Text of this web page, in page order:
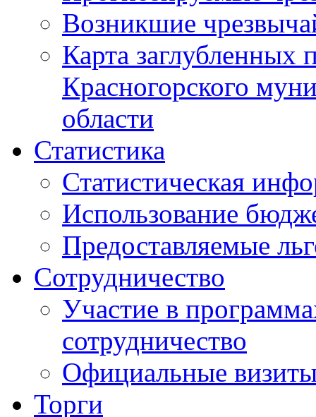
Возникшие
Карта
Красногорского
области
Статистика
Статистическая
Использование
Предоставляемые
Сотрудничество
Участие в
сотрудничество
Официальные
Торги